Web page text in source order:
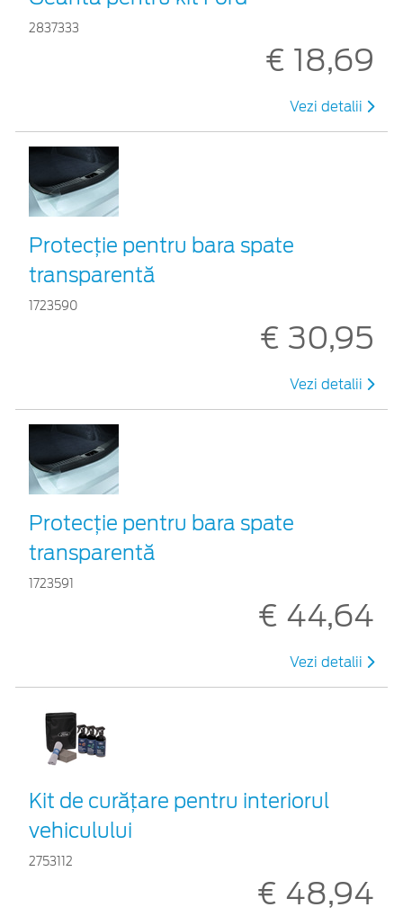
2837333
€ 18,69
Vezi detalii
Protecţie pentru bara spate
transparentă
1723590
€ 30,95
Vezi detalii
Protecţie pentru bara spate
transparentă
1723591
€ 44,64
Vezi detalii
Kit de curățare pentru interiorul
vehiculului
2753112
€ 48,94